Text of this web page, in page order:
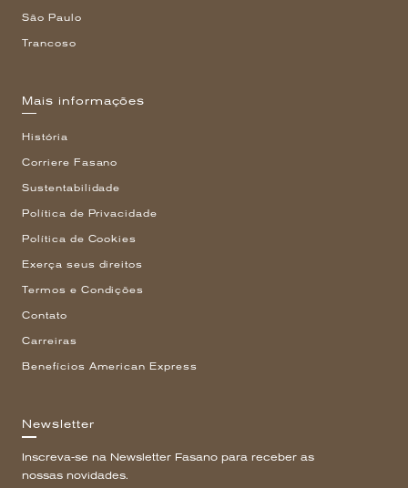
São Paulo
Trancoso
Mais informações
História
Corriere Fasano
Sustentabilidade
Política de Privacidade
Política de Cookies
Exerça seus direitos
Termos e Condições
Contato
Carreiras
Benefícios American Express
Newsletter
Inscreva-se na Newsletter Fasano para receber as
nossas novidades.